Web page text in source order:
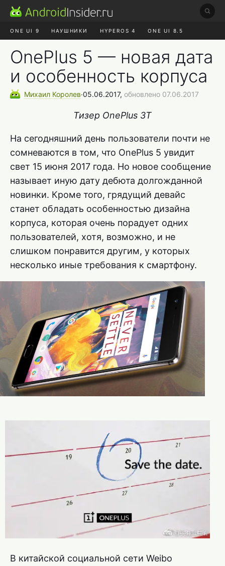
ONE UI 9 НАУШНИКИ HYPEROS 4 ONE UI 8.5
OnePlus 5 — новая дата
и особенность корпуса
Михаил Королев∙05.06.2017, обновлено 07.06.2017
Тизер OnePlus 3T
На сегодняшний день пользователи почти не
сомневаются в том, что OnePlus 5 увидит
свет 15 июня 2017 года. Но новое сообщение
называет иную дату дебюта долгожданной
новинки. Кроме того, грядущий девайс
станет обладать особенностью дизайна
корпуса, которая очень порадует одних
пользователей, хотя, возможно, и не
слишком понравится другим, у которых
несколько иные требования к смартфону.
В китайской социальной сети Weibo